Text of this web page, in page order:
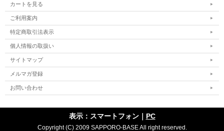
カートを見る
ご利用案内
特定商取引法表示
個人情報の取扱い
サイトマップ
メルマガ登録
お問い合わせ
表示：スマートフォン｜ PC
Copyright (C) 2009 SAPPORO-BASE All right reserved.